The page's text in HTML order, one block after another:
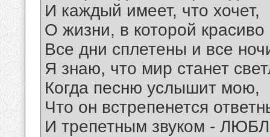
И каждый имеет, что хочет,
О жизни, в которой красиво
Все дни сплетены и все
Я знаю, что мир станет
Когда песню услышит мою,
Что он встрепенется
И трепетным звуком -